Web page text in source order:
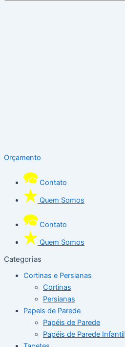
Orçamento
Contato
Quem Somos
Contato
Quem Somos
Categorias
Cortinas e Persianas
Cortinas
Persianas
Papeis de Parede
Papéis de Parede
Papéis de Parede Infantil